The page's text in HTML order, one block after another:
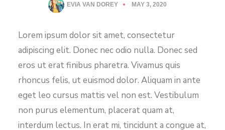
EVIA VAN DOREY MAY 3, 2020
Lorem ipsum dolor sit amet, consectetur
adipiscing elit. Donec nec odio nulla. Donec sed
eros ut erat finibus pharetra. Vivamus quis
rhoncus felis, ut euismod dolor. Aliquam in ante
eget leo cursus mattis vel non est. Vestibulum
non purus elementum, placerat quam at,
interdum lectus. In erat mi, tincidunt a congue at,